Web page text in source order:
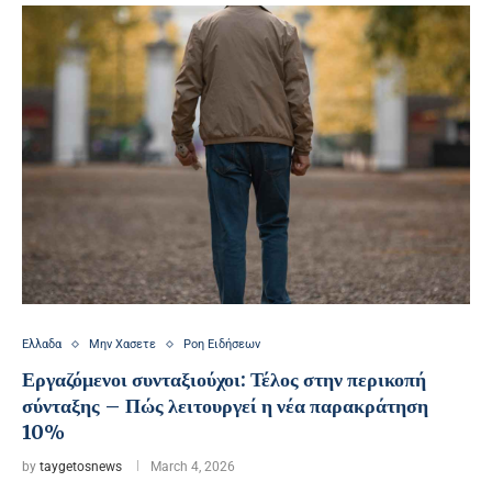
Ελλαδα Μην Χασετε Ροη Ειδήσεων
Εργαζόμενοι συνταξιούχοι: Τέλος στην περικοπή
σύνταξης – Πώς λειτουργεί η νέα παρακράτηση
10%
by taygetosnews March 4, 2026